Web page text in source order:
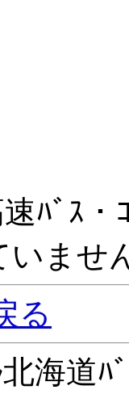
ﾊﾞｽ・
いませ
る
北海道